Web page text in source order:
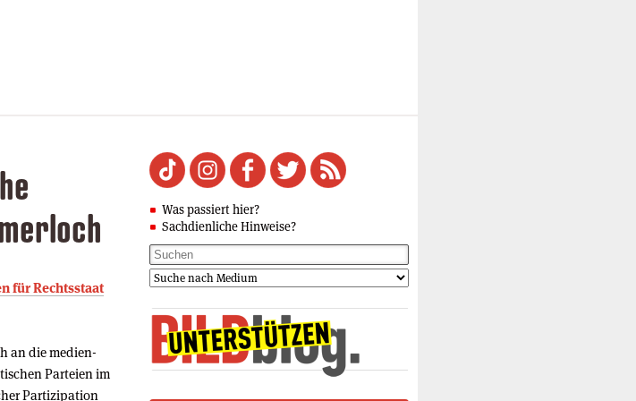
für Rechtsstaat
an die medien-
Parteien im
Partizipation
Was passiert hier?
Sachdienliche Hinweise?